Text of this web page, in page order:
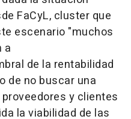
FaCyL, cluster que
escenario "muchos
a
de la rentabilidad
de no buscar una
y clientes
la viabilidad de las